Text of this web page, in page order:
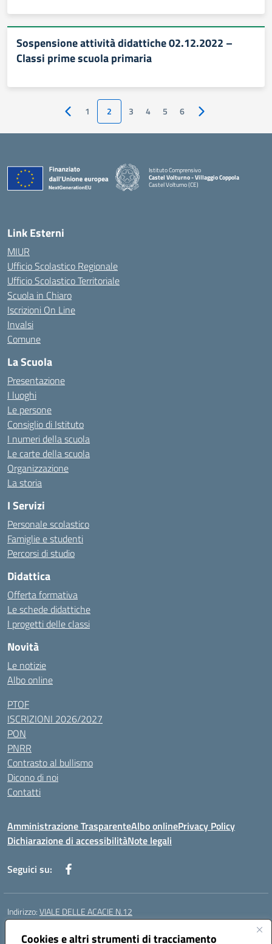
Cookies e altri strumenti di tracciamento
Sospensione attività didattiche 02.12.2022 –
Classi prime scuola primaria
Pagina precedente
1 2 3 4 5 6 Pagina successiva
Istituto Comprensivo
Castel Volturno - Villaggio Coppola
Castel Volturno (CE)
Link Esterni
MIUR
Ufficio Scolastico Regionale
Ufficio Scolastico Territoriale
Scuola in Chiaro
Iscrizioni On Line
Invalsi
Comune
La Scuola
Presentazione
I luoghi
Le persone
Consiglio di Istituto
I numeri della scuola
Le carte della scuola
Organizzazione
La storia
I Servizi
Personale scolastico
Famiglie e studenti
Percorsi di studio
Didattica
Offerta formativa
Le schede didattiche
I progetti delle classi
Novità
Le notizie
Albo online
PTOF
ISCRIZIONI 2026/2027
PON
PNRR
Contrasto al bullismo
Dicono di noi
Contatti
Amministrazione TrasparenteAlbo onlinePrivacy Policy
Dichiarazione di accessibilitàNote legali
Seguici su:
Indirizzo:VIALE DELLE ACACIE N.12
Centralino:
Posta elettronica certificata (PEC):ceic87900q@pec.istruzione.it